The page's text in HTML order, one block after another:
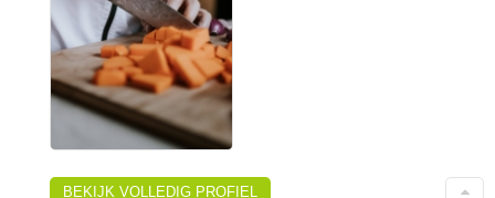
BEKIJK VOLLEDIG PROFIEL